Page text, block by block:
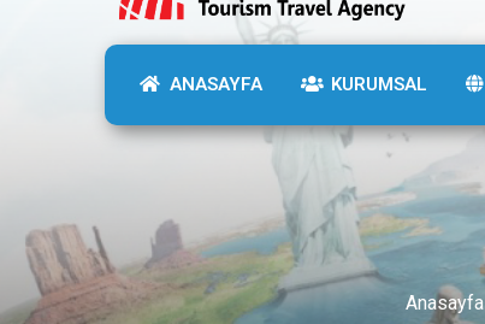
ANASAYFA KURUMSAL
Anasayfa